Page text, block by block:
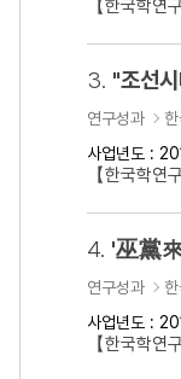
【한국학
3.
연구성과
사업년도 :
【한국학
4. '巫黨
연구성과
사업년도 :
【한국학